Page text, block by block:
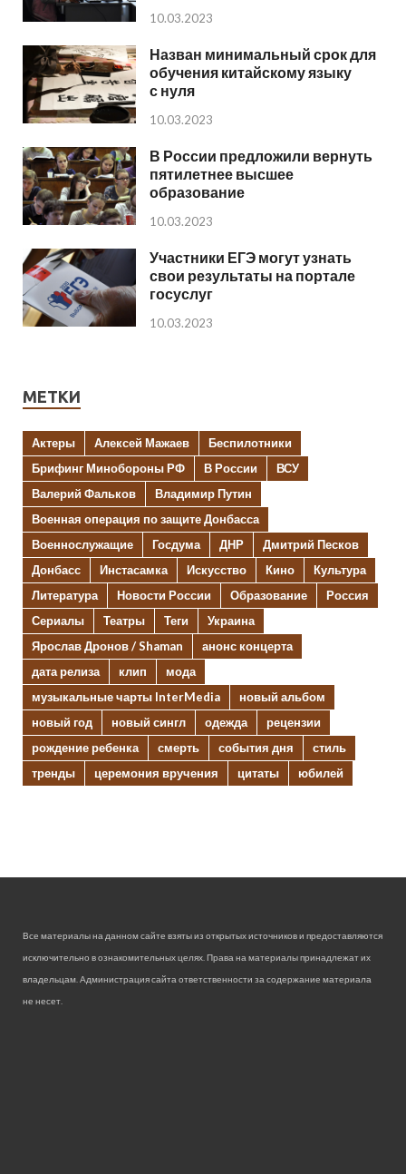
10.03.2023
Назван минимальный срок для
обучения китайскому языку
с нуля
10.03.2023
В России предложили вернуть
пятилетнее высшее
образование
10.03.2023
Участники ЕГЭ могут узнать
свои результаты на портале
госуслуг
10.03.2023
МЕТКИ
Актеры Алексей Мажаев
Беспилотники
Брифинг Минобороны РФ
В России
ВСУ
Валерий Фальков
Владимир Путин
Военная операция по защите Донбасса
Военнослужащие
Госдума ДНР
Дмитрий Песков
Донбасс
Инстасамка Искусство Кино
Культура
Литература
Новости России Образование
Россия
Сериалы
Театры Теги
Украина
Ярослав Дронов / Shaman
анонс концерта
дата релиза
клип
мода
музыкальные чарты InterMedia
новый альбом
новый год
новый сингл одежда
рецензии
рождение ребенка
смерть события дня
стиль
тренды
церемония вручения цитаты юбилей
Все материалы на данном сайте взяты из открытых источников и предоставляются
исключительно в ознакомительных целях. Права на материалы принадлежат их
владельцам. Администрация сайта ответственности за содержание материала
не несет.